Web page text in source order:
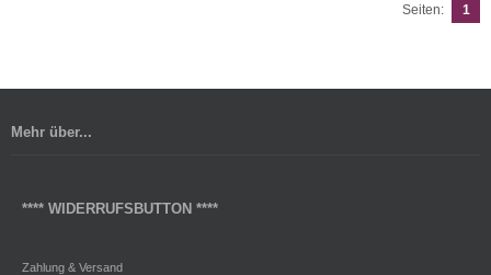
Seiten: 1
Mehr über...
**** WIDERRUFSBUTTON ****
Zahlung & Versand